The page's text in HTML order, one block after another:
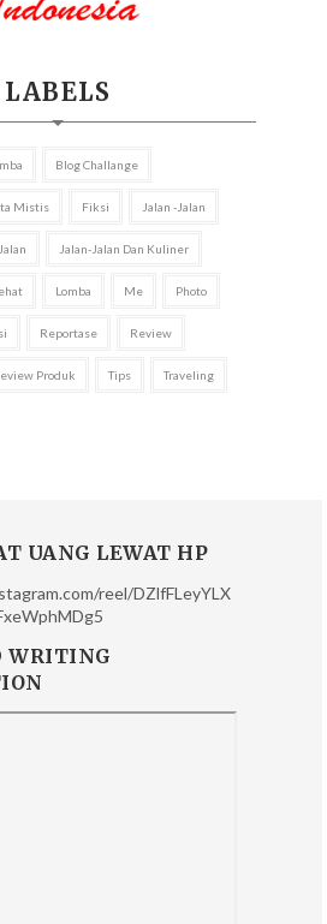
LABELS
Blog Challange
Mistis Fiksi Jalan -jalan
Jalan-Jalan Dan Kuliner
Lomba Me Photo
Reportase Review
Produk Tips Traveling
UANG LEWAT HP
reel/DZlfFLeyYLX
WRITING